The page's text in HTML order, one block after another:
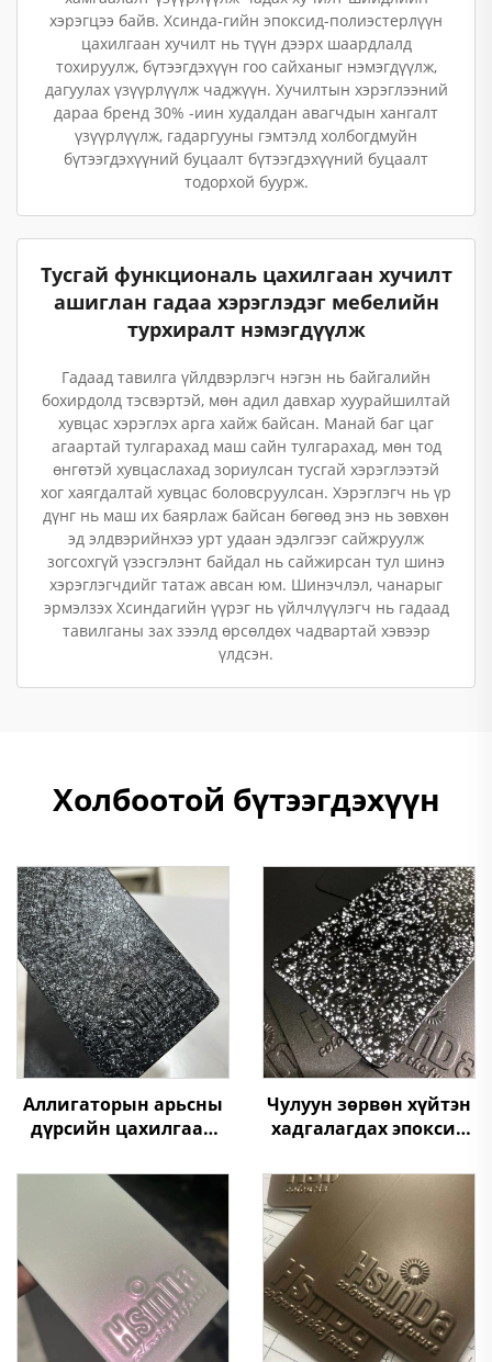
хэрэгцээ байв. Хсинда-гийн эпоксид-полиэстерлүүн
цахилгаан хучилт нь түүн дээрх шаардлалд
тохируулж, бүтээгдэхүүн гоо сайханыг нэмэгдүүлж,
дагуулах үзүүрлүүлж чаджүүн. Хучилтын хэрэглээний
дараа бренд 30% -иин худалдан авагчдын хангалт
үзүүрлүүлж, гадаргууны гэмтэлд холбогдмуйн
бүтээгдэхүүний буцаалт бүтээгдэхүүний буцаалт
тодорхой буурж.
Тусгай функциональ цахилгаан хучилт
ашиглан гадаа хэрэглэдэг мебелийн
турхиралт нэмэгдүүлж
Гадаад тавилга үйлдвэрлэгч нэгэн нь байгалийн
бохирдолд тэсвэртэй, мөн адил давхар хуурайшилтай
хувцас хэрэглэх арга хайж байсан. Манай баг цаг
агаартай тулгарахад маш сайн тулгарахад, мөн тод
өнгөтэй хувцаслахад зориулсан тусгай хэрэглээтэй
хог хаягдалтай хувцас боловсруулсан. Хэрэглэгч нь үр
дүнг нь маш их баярлаж байсан бөгөөд энэ нь зөвхөн
эд элдвэрийнхээ урт удаан эдэлгээг сайжруулж
зогсохгүй үзэсгэлэнт байдал нь сайжирсан тул шинэ
хэрэглэгчдийг татаж авсан юм. Шинэчлэл, чанарыг
эрмэлзэх Хсиндагийн үүрэг нь үйлчлүүлэгч нь гадаад
тавилганы зах зээлд өрсөлдөх чадвартай хэвээр
үлдсэн.
Холбоотой бүтээгдэхүүн
Аллигаторын арьсны
дүрсийн цахилгаан
хуурай будаа,
мебелийн хувьд
өнгөнүүдийн хувьд
үлдэх хувилбарууд
Чулуун зөрвөн хүйтэн
хадгалагдах эпоксид
статик мебелийн
гадаад төрөлдүүр
будаа